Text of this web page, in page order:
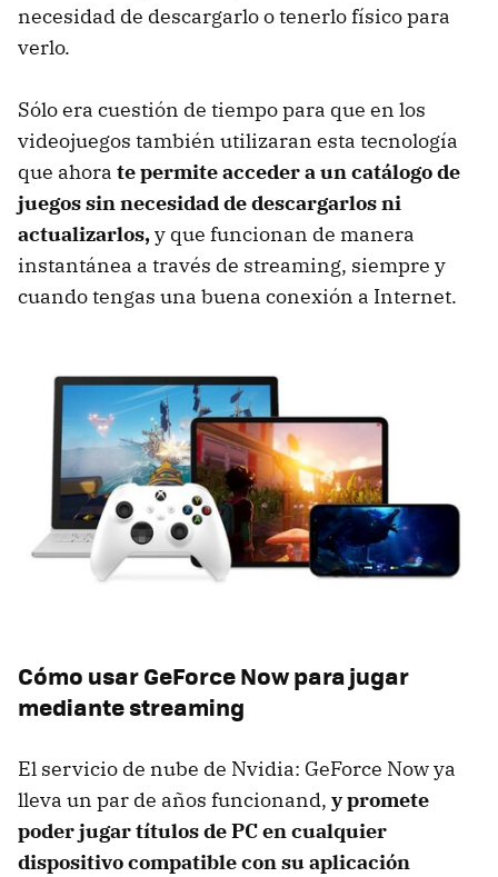
necesidad de descargarlo o tenerlo físico para
verlo.
Sólo era cuestión de tiempo para que en los
videojuegos también utilizaran esta tecnología
que ahora te permite acceder a un catálogo de
juegos sin necesidad de descargarlos ni
actualizarlos,y que funcionan de manera
instantánea a través de streaming, siempre y
cuando tengas una buena conexión a Internet.
Cómo usar GeForce Now para jugar
mediante streaming
El servicio de nube de Nvidia: GeForce Now ya
lleva un par de años funcionand, y promete
poder jugar títulos de PC en cualquier
dispositivo compatible con su aplicación